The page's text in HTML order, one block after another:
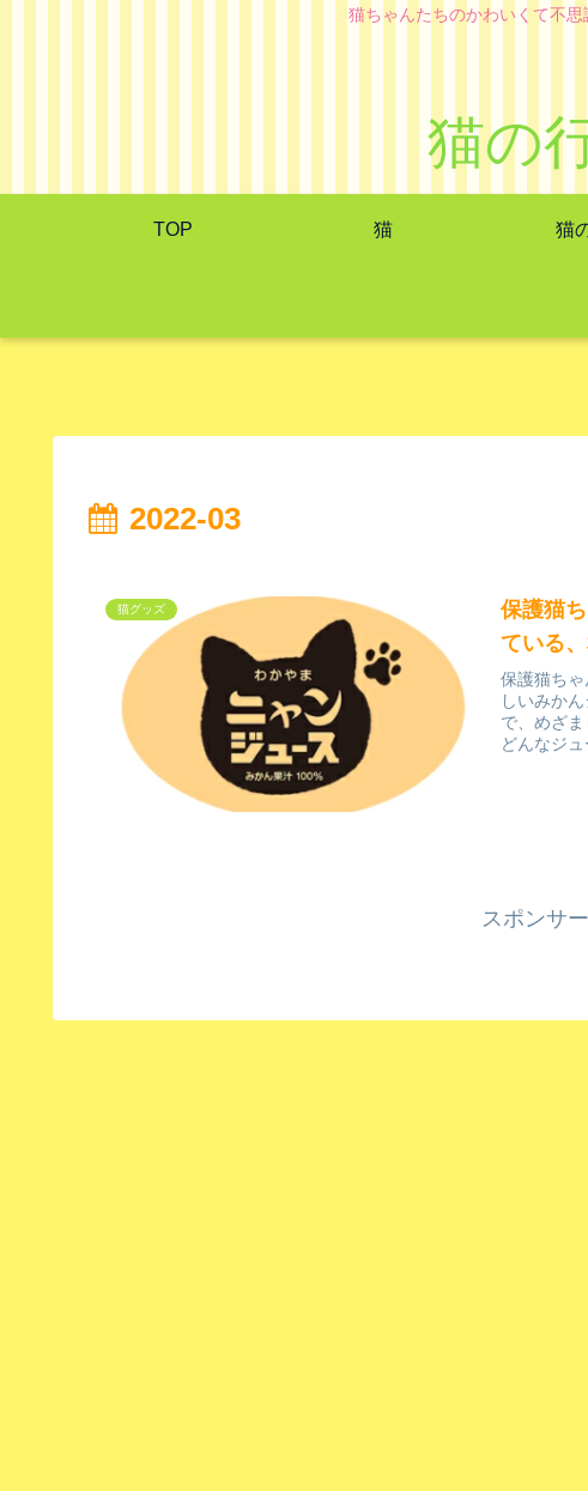
猫ちゃんたちのかわいくて不
猫の
TOP 猫 猫
2022-03
猫グッズ
保護猫
ている
保護猫ち
しいみか
で、めざ
どんなジ
スポンサ